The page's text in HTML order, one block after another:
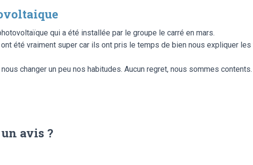
qui a été installée par le groupe le carré en mars.
été vraiment super car ils ont pris le temps de bien nous expliquer
changer un peu nos habitudes. Aucun regret, nous sommes contents.
avis ?